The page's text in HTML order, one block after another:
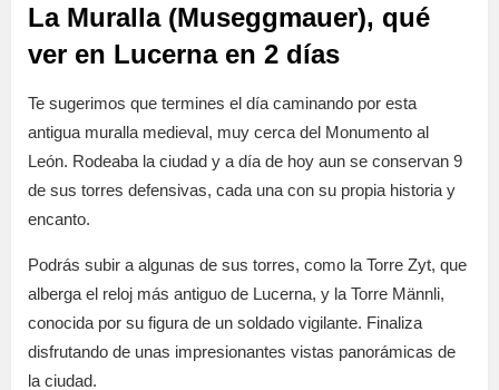
La Muralla (Museggmauer), qué
ver en Lucerna en 2 días
Te sugerimos que termines el día caminando por esta
antigua muralla medieval, muy cerca del Monumento al
León. Rodeaba la ciudad y a día de hoy aun se conservan 9
de sus torres defensivas, cada una con su propia historia y
encanto.
Podrás subir a algunas de sus torres, como la Torre Zyt, que
alberga el reloj más antiguo de Lucerna, y la Torre Männli,
conocida por su figura de un soldado vigilante. Finaliza
disfrutando de unas impresionantes vistas panorámicas de
la ciudad.